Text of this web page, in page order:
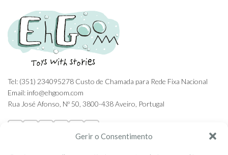
Gerir o Consentimento
Tel: (351) 234095278 Custo de Chamada para Rede Fixa Nacional
Email: info@ehgoom.com
Rua José Afonso, Nº 50, 3800-438 Aveiro, Portugal